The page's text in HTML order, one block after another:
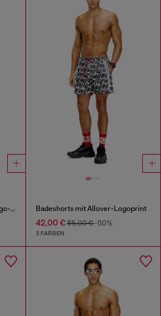
Mittellange Badeshorts mit Logo-Print Badeshorts mit Allover-Logoprint
42,00 €85,00 €-50%
3 FARBEN